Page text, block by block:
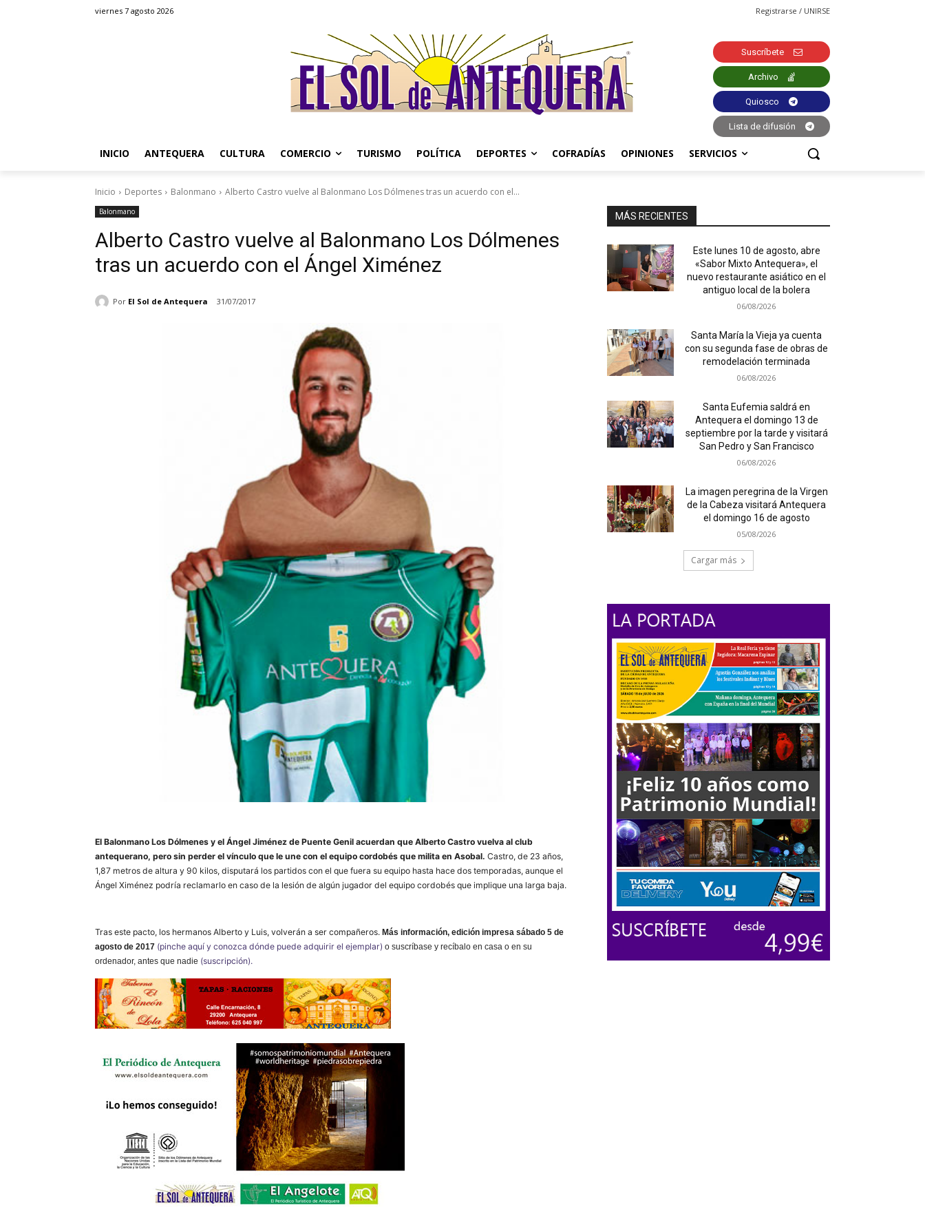
viernes 7 agosto 2026 Registrarse / UNIRSE
Suscríbete
Archivo
Quiosco
Lista de difusión
INICIO ANTEQUERA CULTURA COMERCIO TURISMO POLÍTICA DEPORTES COFRADÍAS OPINIONES SERVICIOS
Inicio Deportes Balonmano Alberto Castro vuelve al Balonmano Los Dólmenes tras un acuerdo con el...
Balonmano
Alberto Castro vuelve al Balonmano Los Dólmenes
tras un acuerdo con el Ángel Ximénez
Por El Sol de Antequera 31/07/2017
El Balonmano Los Dólmenes y el Ángel Jiménez de Puente Genil acuerdan que Alberto Castro vuelva al club
antequerano, pero sin perder el vínculo que le une con el equipo cordobés que milita en Asobal. Castro, de 23 años,
1,87 metros de altura y 90 kilos, disputará los partidos con el que fuera su equipo hasta hace dos temporadas, aunque el
Ángel Ximénez podría reclamarlo en caso de la lesión de algún jugador del equipo cordobés que implique una larga baja.
Tras este pacto, los hermanos Alberto y Luis, volverán a ser compañeros. Más información, edición impresa sábado 5 de
agosto de 2017 (pinche aquí y conozca dónde puede adquirir el ejemplar) o suscríbase y recíbalo en casa o en su
ordenador, antes que nadie (suscripción).
MÁS RECIENTES
Este lunes 10 de agosto, abre
«Sabor Mixto Antequera», el
nuevo restaurante asiático en el
antiguo local de la bolera
06/08/2026
Santa María la Vieja ya cuenta
con su segunda fase de obras de
remodelación terminada
06/08/2026
Santa Eufemia saldrá en
Antequera el domingo 13 de
septiembre por la tarde y visitará
San Pedro y San Francisco
06/08/2026
La imagen peregrina de la Virgen
de la Cabeza visitará Antequera
el domingo 16 de agosto
05/08/2026
Cargar más